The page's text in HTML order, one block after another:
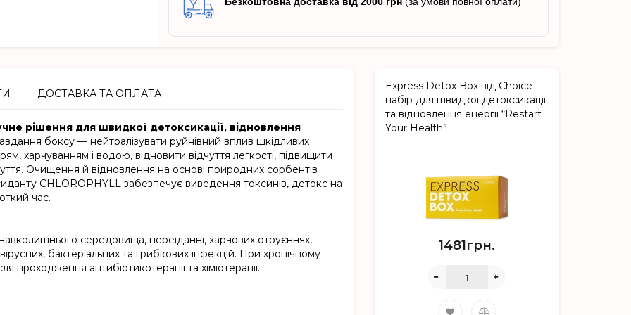
ДОСТАВКА ТА ОПЛАТА
рішення для швидкої детоксикації, відновлення
боксу — нейтралізувати руйнівний вплив шкідливих
харчуванням і водою, відновити відчуття легкості, підвищити
Очищення й відновлення на основі природних сорбентів
CHLOROPHYLL забезпечує виведення токсинів, детокс на
час.
середовища, переїданні, харчових отруєннях,
бактеріальних та грибкових інфекцій. При хронічному
проходження антибіотикотерапії та хіміотерапії.
Express Detox Box від Choice —
набір для швидкої детоксикації
та відновлення енергії “Restart
Your Health”
1481грн.